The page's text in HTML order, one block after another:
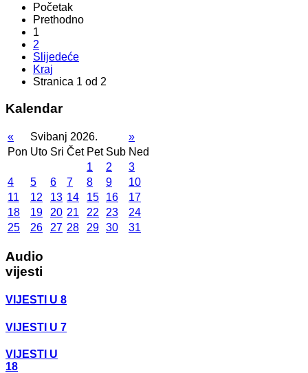
Početak
Prethodno
1
2
Slijedeće
Kraj
Stranica 1 od 2
Kalendar
« Svibanj 2026.
»
Pon Uto Sri Čet Pet Sub Ned
1
2
3
4
5 6 7 8 9
10
11
12 13 14 15 16
17
18
19 20 21 22 23
24
25
26 27 28 29 30 31
Audio
vijesti
VIJESTI U 8
VIJESTI U 7
VIJESTI U
18